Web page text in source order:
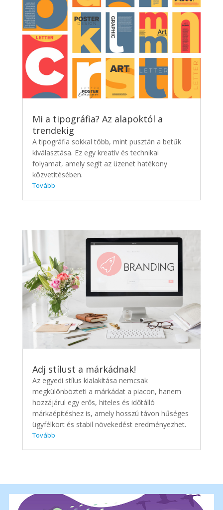
Mi a tipográfia? Az alapoktól a
trendekig
A tipográfia sokkal több, mint pusztán a betűk
kiválasztása. Ez egy kreatív és technikai
folyamat, amely segít az üzenet hatékony
közvetítésében.
Tovább
Adj stílust a márkádnak!
Az egyedi stílus kialakítása nemcsak
megkülönbözteti a márkádat a piacon, hanem
hozzájárul egy erős, hiteles és időtálló
márkaépítéshez is, amely hosszú távon hűséges
ügyfélkört és stabil növekedést eredményezhet.
Tovább